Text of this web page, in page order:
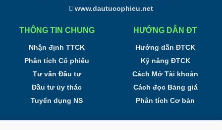
www.dautucophieu.net
THÔNG TIN CHUNG
Nhận định TTCK
Phân tích Cổ phiếu
Tư vấn Đầu tư
Đầu tư ủy thác
Tuyển dụng NS
HƯỚNG DẪN ĐT
Hướng dẫn ĐTCK
Kỹ năng ĐTCK
Cách Mở Tài khoản
Cách đọc Bảng giá
Phân tích Cơ bản